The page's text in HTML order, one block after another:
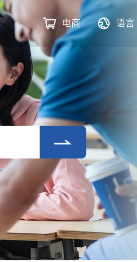
语言
电商